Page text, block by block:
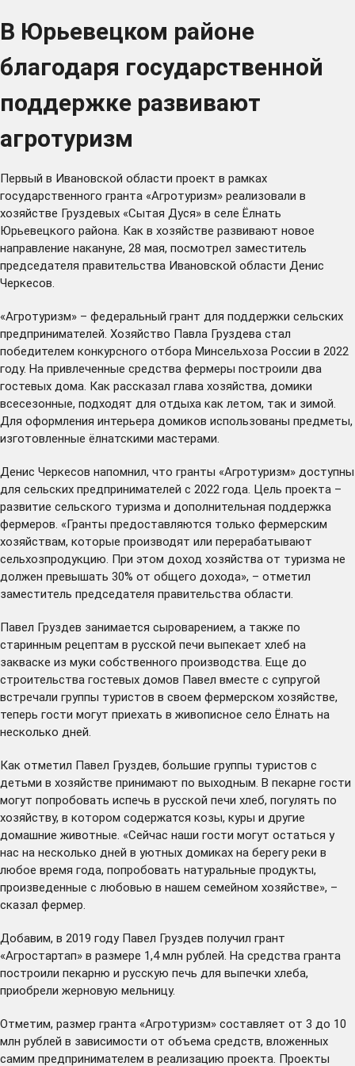
В Юрьевецком районе
благодаря государственной
поддержке развивают
агротуризм
Первый в Ивановской области проект в рамках
государственного гранта «Агротуризм» реализовали в
хозяйстве Груздевых «Сытая Дуся» в селе Ёлнать
Юрьевецкого района. Как в хозяйстве развивают новое
направление накануне, 28 мая, посмотрел заместитель
председателя правительства Ивановской области Денис
Черкесов.
«Агротуризм» – федеральный грант для поддержки сельских
предпринимателей. Хозяйство Павла Груздева стал
победителем конкурсного отбора Минсельхоза России в 2022
году. На привлеченные средства фермеры построили два
гостевых дома. Как рассказал глава хозяйства, домики
всесезонные, подходят для отдыха как летом, так и зимой.
Для оформления интерьера домиков использованы предметы,
изготовленные ёлнатскими мастерами.
Денис Черкесов напомнил, что гранты «Агротуризм» доступны
для сельских предпринимателей с 2022 года. Цель проекта –
развитие сельского туризма и дополнительная поддержка
фермеров. «Гранты предоставляются только фермерским
хозяйствам, которые производят или перерабатывают
сельхозпродукцию. При этом доход хозяйства от туризма не
должен превышать 30% от общего дохода», – отметил
заместитель председателя правительства области.
Павел Груздев занимается сыроварением, а также по
старинным рецептам в русской печи выпекает хлеб на
закваске из муки собственного производства. Еще до
строительства гостевых домов Павел вместе с супругой
встречали группы туристов в своем фермерском хозяйстве,
теперь гости могут приехать в живописное село Ёлнать на
несколько дней.
Как отметил Павел Груздев, большие группы туристов с
детьми в хозяйстве принимают по выходным. В пекарне гости
могут попробовать испечь в русской печи хлеб, погулять по
хозяйству, в котором содержатся козы, куры и другие
домашние животные. «Сейчас наши гости могут остаться у
нас на несколько дней в уютных домиках на берегу реки в
любое время года, попробовать натуральные продукты,
произведенные с любовью в нашем семейном хозяйстве», –
сказал фермер.
Добавим, в 2019 году Павел Груздев получил грант
«Агростартап» в размере 1,4 млн рублей. На средства гранта
построили пекарню и русскую печь для выпечки хлеба,
приобрели жерновую мельницу.
Отметим, размер гранта «Агротуризм» составляет от 3 до 10
млн рублей в зависимости от объема средств, вложенных
самим предпринимателем в реализацию проекта. Проекты